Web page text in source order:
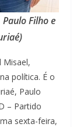
Filho e
Misael,
política. É o
Paulo
– Partido
sexta-feira,